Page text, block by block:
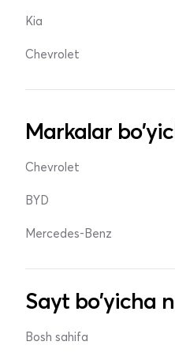
Kia
Chevrolet
Markalar
Chevrolet
BYD
Mercedes-Benz
Sayt bo'yicha
Bosh sahifa